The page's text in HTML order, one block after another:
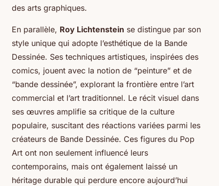
des arts graphiques.
En parallèle, Roy Lichtenstein se distingue par son
style unique qui adopte l’esthétique de la Bande
Dessinée. Ses techniques artistiques, inspirées des
comics, jouent avec la notion de “peinture” et de
“bande dessinée”, explorant la frontière entre l’art
commercial et l’art traditionnel. Le récit visuel dans
ses œuvres amplifie sa critique de la culture
populaire, suscitant des réactions variées parmi les
créateurs de Bande Dessinée. Ces figures du Pop
Art ont non seulement influencé leurs
contemporains, mais ont également laissé un
héritage durable qui perdure encore aujourd’hui